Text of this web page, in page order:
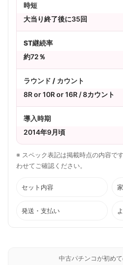
時短
大当り終了後に35回
ST継続率
約72％
ラウンド / カウント
8R or 10R or 16R / 8カウント
導入時期
2014年9月頃
※ スペック表記は掲載時点の内容で
わせてご確認ください。
セット内容
発送・支払い
中古パチンコが初め